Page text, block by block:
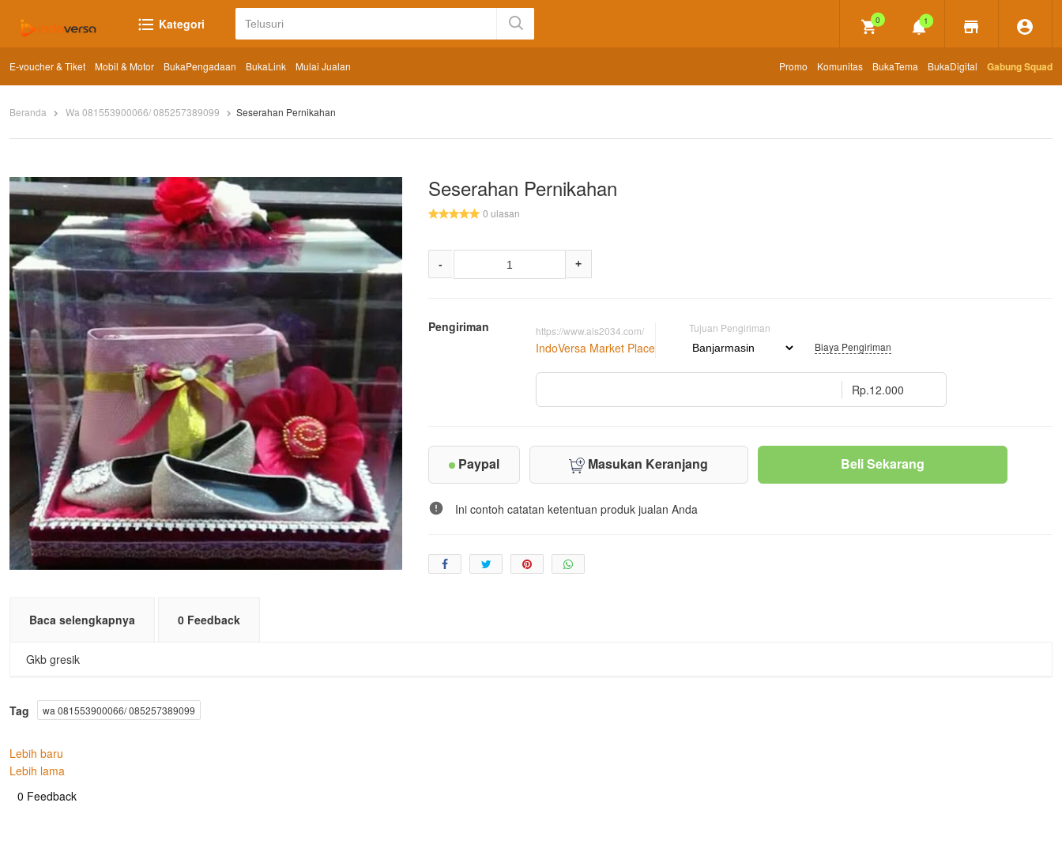
Kategori 0 1
E-voucher & Tiket Mobil & Motor BukaPengadaan BukaLink Mulai Jualan Promo Komunitas BukaTema BukaDigital Gabung Squad
Beranda Wa 081553900066/ 085257389099 Seserahan Pernikahan
Seserahan Pernikahan
0 ulasan
- +
Pengiriman https://www.ais2034.com/
IndoVersa Market Place
Tujuan Pengiriman
Biaya Pengiriman
Rp.12.000
Paypal Masukan Keranjang Beli Sekarang
Ini contoh catatan ketentuan produk jualan Anda
Baca selengkapnya 0 Feedback
Gkb gresik
Tag wa 081553900066/ 085257389099
Lebih baru
Lebih lama
0 Feedback